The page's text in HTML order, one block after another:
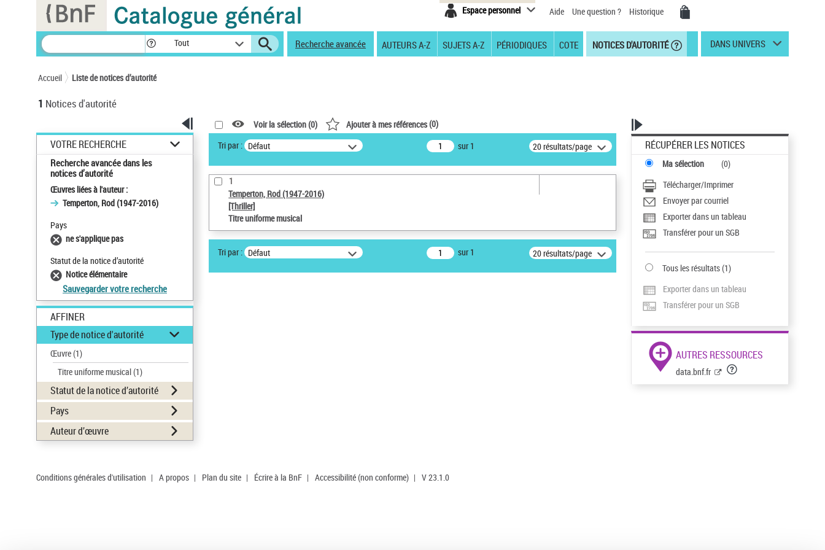
Espace personnel Aide Une question ? Historique
Tout Recherche avancée AUTEURS A-Z SUJETS A-Z PÉRIODIQUES COTE NOTICES D'AUTORITÉ DANS UNIVERS
Accueil Liste de notices d’autorité
1 Notices d'autorité
VOTRE RECHERCHE
Recherche avancée dans les
notices d’autorité
Œuvres liées à l'auteur :
Temperton, Rod (1947-2016)
Pays
ne s'applique pas
Statut de la notice d’autorité
Notice élémentaire
Sauvegarder votre recherche
AFFINER
Type de notice d'autorité
Œuvre(1)
Titre uniforme musical(1)
Statut de la notice d’autorité
Pays
Auteur d’œuvre
Voir la sélection (0) Ajouter à mes références(0)
Tri par : Défaut sur 1 20 résultats/page
1
Temperton, Rod (1947-2016)
[Thriller]
Titre uniforme musical
Tri par : Défaut sur 1 20 résultats/page
RÉCUPÉRER LES NOTICES
Ma sélection (0)
Télécharger/Imprimer
Envoyer par courriel
Exporter dans un tableau
Transférer pour un SGB
Tous les résultats(1)
Exporter dans un tableau
Transférer pour un SGB
AUTRES RESSOURCES
data.bnf.fr
Conditions générales d'utilisation | A propos | Plan du site | Écrire à la BnF | Accessibilité (non conforme) | V 23.1.0
Panneau de gestion des cookies